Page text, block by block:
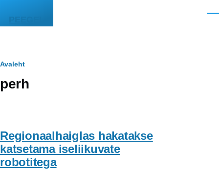
PEEGEL
Leivapuru
Avaleht
perh
Regionaalhaiglas hakatakse
katsetama iseliikuvate
robotitega